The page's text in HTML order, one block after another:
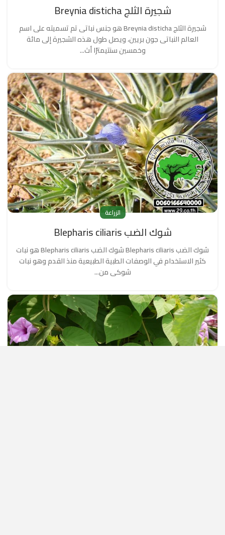
شجيرة الثلج Breynia disticha
شجيرة الثلج Breynia disticha هو جنس نباتى تم تسميته على اسم
العالم النباتى جون بريين، ويصل طول هذه الشجيرة إلى مائة
وخمسين سنتيمترًا أث...
الزراعة
شوك الضب Blepharis ciliaris
شوك الضب Blepharis ciliaris شوك الضب Blepharis ciliaris هو نبات
كثير الاستخدام في الوصفات الطبية الطبيعية منذ القدم وهو نبات
شوكى من...